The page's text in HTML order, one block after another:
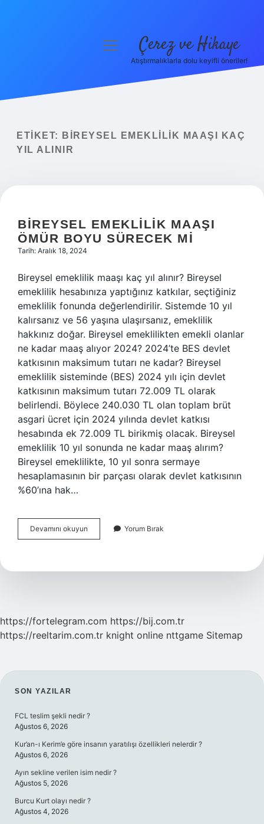
Yasal Uyarı
menüyü Çerez ve Hikaye
Atıştırmalıklarla dolu keyifli öneriler!
ETIKET:
BIREYSEL EMEKLILIK MAAŞI KAÇ
YIL ALINIR
BIREYSEL EMEKLILIK MAAŞI
ÖMÜR BOYU SÜRECEK MI
Tarih: Aralık 18, 2024
Bireysel emeklilik maaşı kaç yıl alınır? Bireysel
emeklilik hesabınıza yaptığınız katkılar, seçtiğiniz
emeklilik fonunda değerlendirilir. Sistemde 10 yıl
kalırsanız ve 56 yaşına ulaşırsanız, emeklilik
hakkınız doğar. Bireysel emeklilikten emekli olanlar
ne kadar maaş alıyor 2024? 2024’te BES devlet
katkısının maksimum tutarı ne kadar? Bireysel
emeklilik sisteminde (BES) 2024 yılı için devlet
katkısının maksimum tutarı 72.009 TL olarak
belirlendi. Böylece 240.030 TL olan toplam brüt
asgari ücret için 2024 yılında devlet katkısı
hesabında ek 72.009 TL birikmiş olacak. Bireysel
emeklilik 10 yıl sonunda ne kadar maaş alırım?
Bireysel emeklilikte, 10 yıl sonra sermaye
hesaplamasının bir parçası olarak devlet katkısının
%60’ına hak…
Devamını okuyun
Emeklilik
Boyu
Yorum Bırak
https://fortelegram.com https://bij.com.tr
https://reeltarim.com.tr knight online nttgame Sitemap
SIDEBAR
SON YAZILAR
FCL teslim şekli nedir ?
Ağustos 6, 2026
Kur’an-ı Kerim’e göre insanın yaratılışı özellikleri nelerdir ?
Ağustos 6, 2026
Ayın sekline verilen isim nedir ?
Ağustos 5, 2026
Burcu Kurt olayı nedir ?
Ağustos 4, 2026